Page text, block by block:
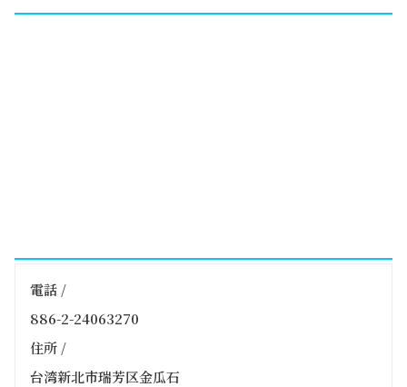
電話 /
886-2-24063270
住所 /
台湾新北市瑞芳区金瓜石